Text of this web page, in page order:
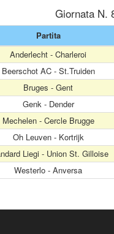
Giornata N.
Partita
Anderlecht - Charleroi
Beerschot AC - St.Truiden
Bruges - Gent
Genk - Dender
Mechelen - Cercle Brugge
Oh Leuven - Kortrijk
Liegi - Union St. Gilloise
Westerlo - Anversa